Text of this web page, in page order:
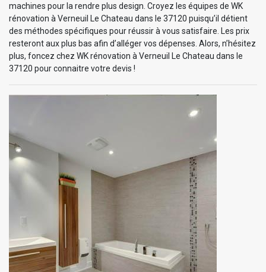
machines pour la rendre plus design. Croyez les équipes de WK
rénovation à Verneuil Le Chateau dans le 37120 puisqu’il détient
des méthodes spécifiques pour réussir à vous satisfaire. Les prix
resteront aux plus bas afin d’alléger vos dépenses. Alors, n’hésitez
plus, foncez chez WK rénovation à Verneuil Le Chateau dans le
37120 pour connaitre votre devis !